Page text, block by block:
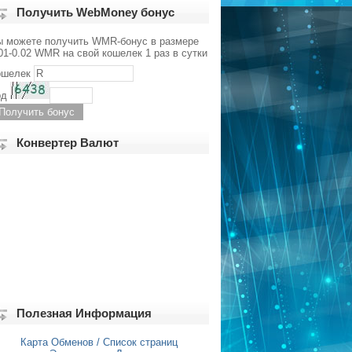
Получить WebMoney бонус
можете получить WMR-бонус в размере
0.02 WMR на свой кошелек 1 раз в сутки
Конвертер Валют
Полезная Информация
Карта Обменов / Список страниц